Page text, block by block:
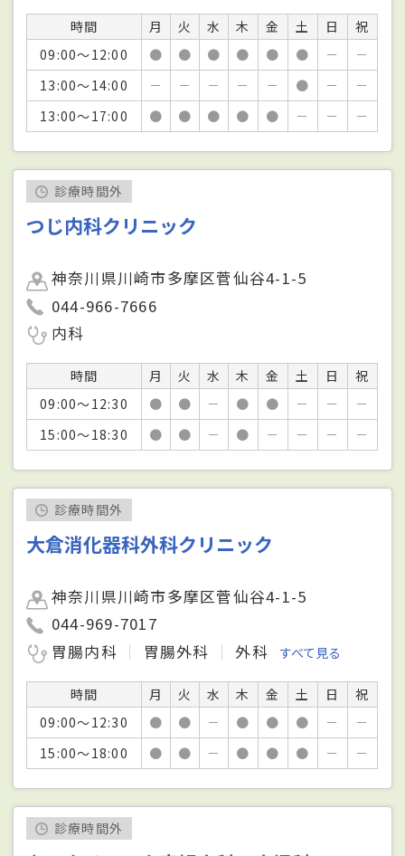
時間 月 火 水 木 金 土 日
祝
09:00～12:00
● ● ● ● ● ● －
－
13:00～14:00
－ － － － － ● －
－
13:00～17:00
● ● ● ● ● － － －
診療時間外
つじ内科クリニック
神奈川県川崎市多摩区菅仙谷4-1-5
044-966-7666
内科
時間 月 火 水 木 金 土 日
祝
09:00～12:30
● ● － ● ● － －
－
15:00～18:30
● ● － ● － － － －
診療時間外
大倉消化器科外科クリニック
神奈川県川崎市多摩区菅仙谷4-1-5
044-969-7017
胃腸内科
胃腸外科 外科 すべて見る
時間 月 火 水 木 金 土 日
祝
09:00～12:30
● ● － ● ● ● －
－
15:00～18:00
● ● － ● ● ● － －
診療時間外